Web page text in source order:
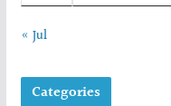
« Jul
Categories